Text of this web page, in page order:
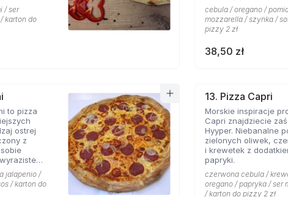
/ ser
karton do
smaków klientów
cebula / oregano /
mozzarella / szynka /
pizzy 2 zł
38,50 zł
to pizza
ostrej
z
mozarelli.
jalapenio /
/ karton do
13. Pizza Capri
Morskie inspiracje
Capri znajdziecie
Hyyper. Niebanalne
zielonych oliwek,
i krewetek z
papryki.
czerwona cebula /
oregano / papryka / ser
/ karton do pizzy 2 zł